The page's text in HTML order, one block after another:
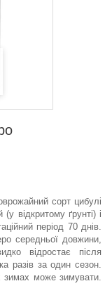
сорт цибулі
відкритому ґрунті) і
період 70 днів.
середньої довжини,
відростає після
разів за один сезон.
зимах може зимувати.